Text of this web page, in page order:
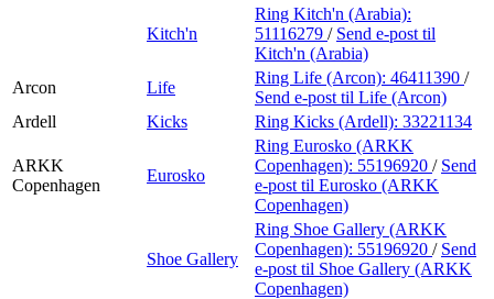
Kitch'n
Ring Kitch'n (Arabia):
51116279 / Send e-post til
Kitch'n (Arabia)
Arcon
Life
Ring Life (Arcon): 46411390 /
Send e-post til Life (Arcon)
Ardell
Kicks Ring Kicks (Ardell): 33221134
ARKK
Copenhagen
Eurosko
Ring Eurosko (ARKK
Copenhagen): 55196920 / Send
e-post til Eurosko (ARKK
Copenhagen)
Shoe Gallery
Ring Shoe Gallery (ARKK
Copenhagen): 55196920 / Send
e-post til Shoe Gallery (ARKK
Copenhagen)